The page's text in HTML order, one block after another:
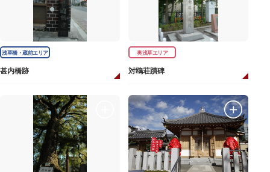
浅草橋・蔵前エリア
甚内橋跡
奥浅草エリア
対鴎荘蹟碑